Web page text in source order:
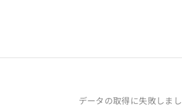
データの取得に失敗しま